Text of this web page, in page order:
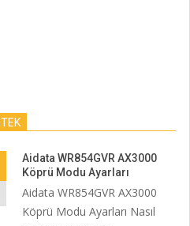
Aidata WR854GVR AX3000
Köprü Modu Ayarları
Aidata WR854GVR AX3000
Köprü Modu Ayarları Nasıl